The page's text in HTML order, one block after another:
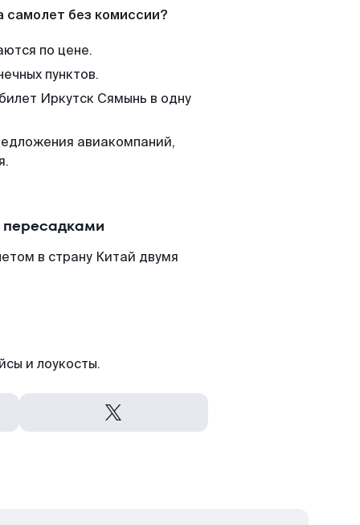
самолет без комиссии?
по цене.
пунктов.
Иркутск Сямынь в одну
авиакомпаний,
в страну Китай двумя
и лоукосты.